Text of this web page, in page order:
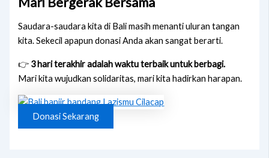
Saudara-saudara kita di Bali masih menanti uluran tangan
kita. Sekecil apapun donasi Anda akan sangat berarti.
👉 3 hari terakhir adalah waktu terbaik untuk berbagi.
Mari kita wujudkan solidaritas, mari kita hadirkan harapan.
Donasi Sekarang